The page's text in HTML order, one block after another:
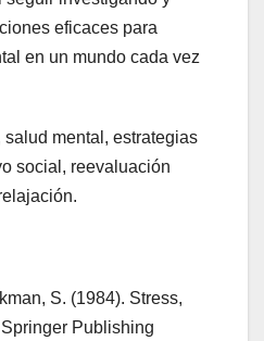
eficaces para
en un mundo cada vez
mental, estrategias
social, reevaluación
S. (1984). Stress,
Publishing